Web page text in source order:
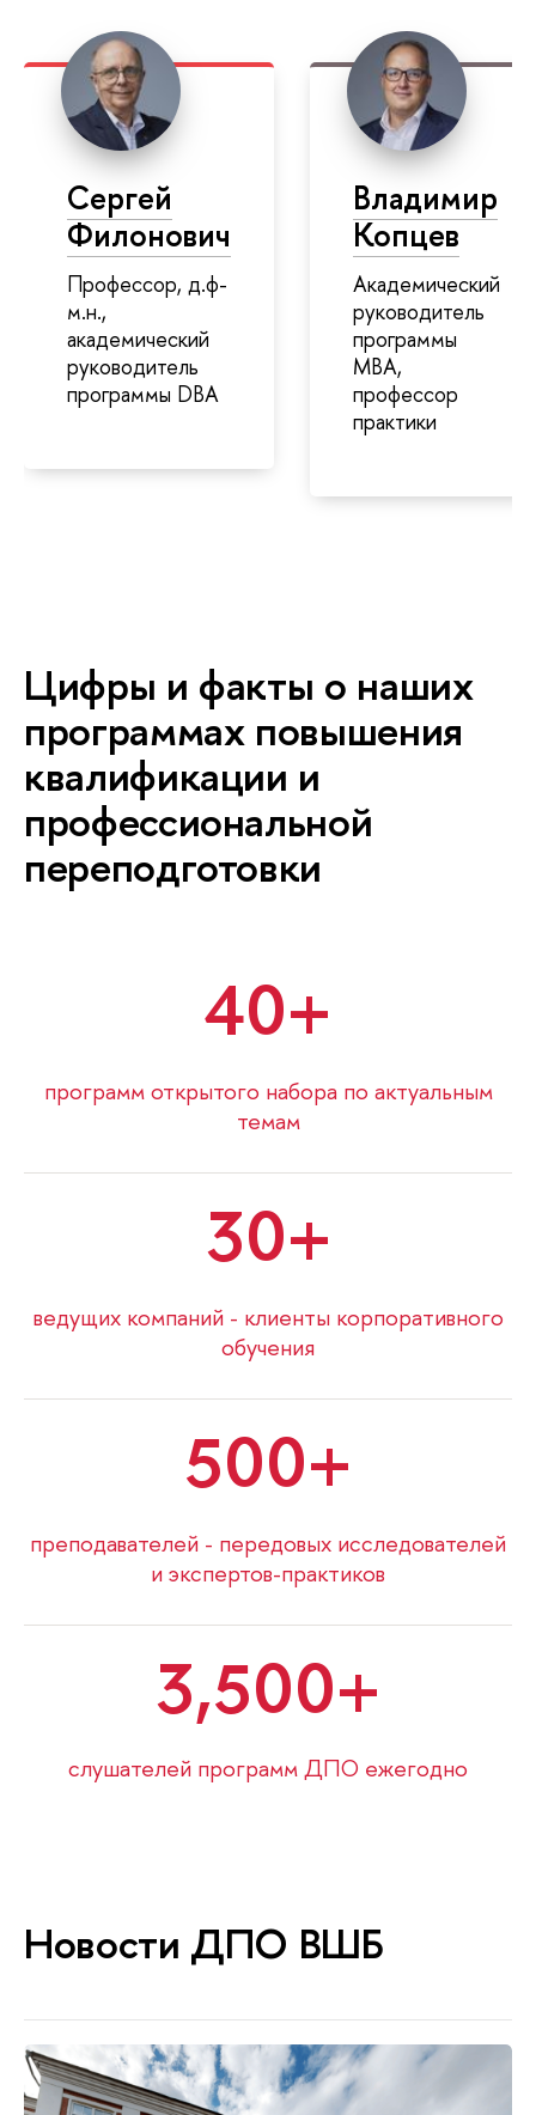
Сергей
Филонович
Профессор, д.ф-
м.н.,
академический
руководитель
программы DBA
Владимир
Копцев
Академический
руководитель
программы
MBA,
профессор
практики
Цифры и факты о наших
программах повышения
квалификации и
профессиональной
переподготовки
40
программ открытого набора по актуальным
темам
30
ведущих компаний - клиенты корпоративного
обучения
500
преподавателей - передовых исследователей
и экспертов-практиков
3,500
слушателей программ ДПО ежегодно
Новости ДПО ВШБ